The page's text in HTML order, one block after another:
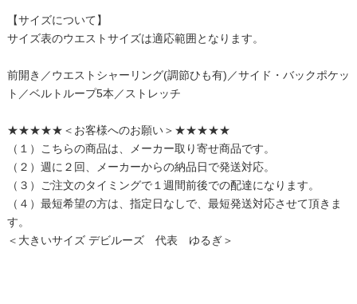
【サイズについて】
サイズ表のウエストサイズは適応範囲となります。
前開き／ウエストシャーリング(調節ひも有)／サイド・バックポケッ
ト／ベルトループ5本／ストレッチ
★★★★★＜お客様へのお願い＞★★★★★
（１）こちらの商品は、メーカー取り寄せ商品です。
（２）週に２回、メーカーからの納品日で発送対応。
（３）ご注文のタイミングで１週間前後での配達になります。
（４）最短希望の方は、指定日なしで、最短発送対応させて頂きま
す。
＜大きいサイズ デビルーズ 代表 ゆるぎ＞